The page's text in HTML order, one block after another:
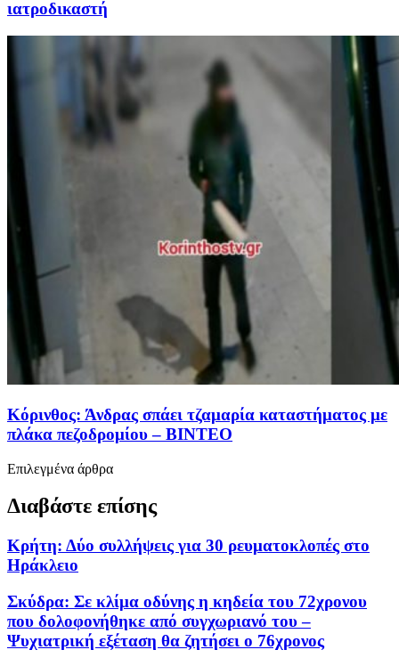
ιατροδικαστή
Κόρινθος: Άνδρας σπάει τζαμαρία καταστήματος με
πλάκα πεζοδρομίου – ΒΙΝΤΕΟ
Επιλεγμένα άρθρα
Διαβάστε επίσης
Κρήτη: Δύο συλλήψεις για 30 ρευματοκλοπές στο
Ηράκλειο
Σκύδρα: Σε κλίμα οδύνης η κηδεία του 72χρονου
που δολοφονήθηκε από συγχωριανό του –
Ψυχιατρική εξέταση θα ζητήσει ο 76χρονος